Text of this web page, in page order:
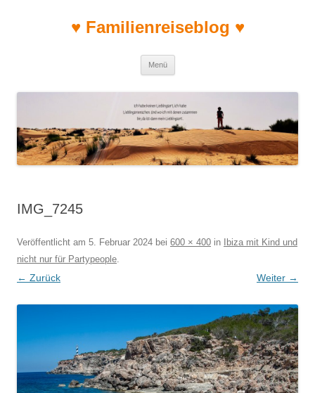
♥ Familienreiseblog ♥
Menü
IMG_7245
Veröffentlicht am 5. Februar 2024 bei 600 × 400 in
Ibiza mit Kind und
nicht nur für Partypeople.
← Zurück Weiter →